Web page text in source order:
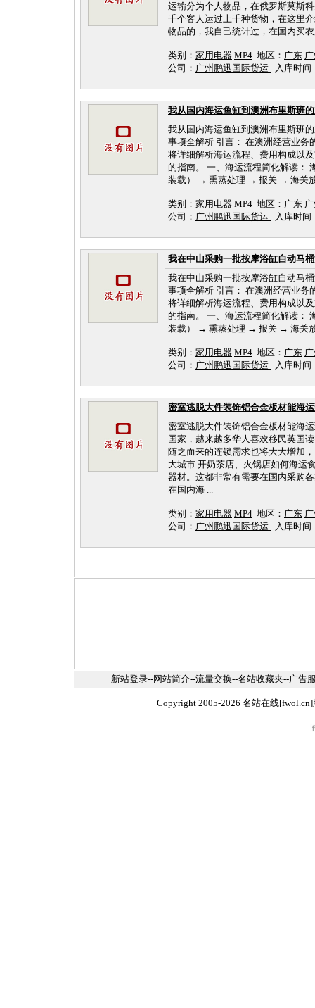
运输分为个人物品，在俄罗斯莫斯
千个客人运过上千种货物，在这里
物品的，我自己统计过，在国内买
类别： 家用电器 MP4 地区： 广东
公司： 广州鹏迅国际货运 入库时间
我从国内海运鱼缸到澳洲布里斯班
我从国内海运鱼缸到澳洲布里斯班
事项全解析 引言： 在澳洲经营业务
将详细解析海运流程、费用构成以
的指南。 一、海运流程简化解读：
装载） → 熏蒸处理 → 报关 → 海关
类别： 家用电器 MP4 地区： 广东
公司： 广州鹏迅国际货运 入库时间
我在中山采购一批按摩浴缸自动马
我在中山采购一批按摩浴缸自动马
事项全解析 引言： 在澳洲经营业务
将详细解析海运流程、费用构成以
的指南。 一、海运流程简化解读：
装载） → 熏蒸处理 → 报关 → 海关
类别： 家用电器 MP4 地区： 广东
公司： 广州鹏迅国际货运 入库时间
密室逃脱大件装饰铝合金板材能海
密室逃脱大件装饰铝合金板材能海
国家，越来越多华人喜欢移民英国
随之而来的连锁需求也将大大增加
大城市 开奶茶店、火锅店如何海运
器材。这都非常有需要在国内采购
在国内海 ...
类别： 家用电器 MP4 地区： 广东
公司： 广州鹏迅国际货运 入库时间
新站登录--网站简介--流量交换--名站收藏夹--广告
Copyright 2005-2026 名站在线